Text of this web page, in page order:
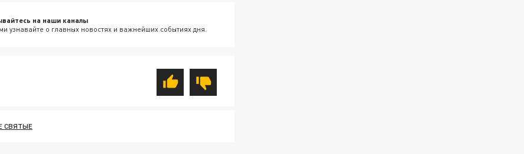
на наши каналы
узнавайте о главных новостях и важнейших событиях дня.
СВЯТЫЕ